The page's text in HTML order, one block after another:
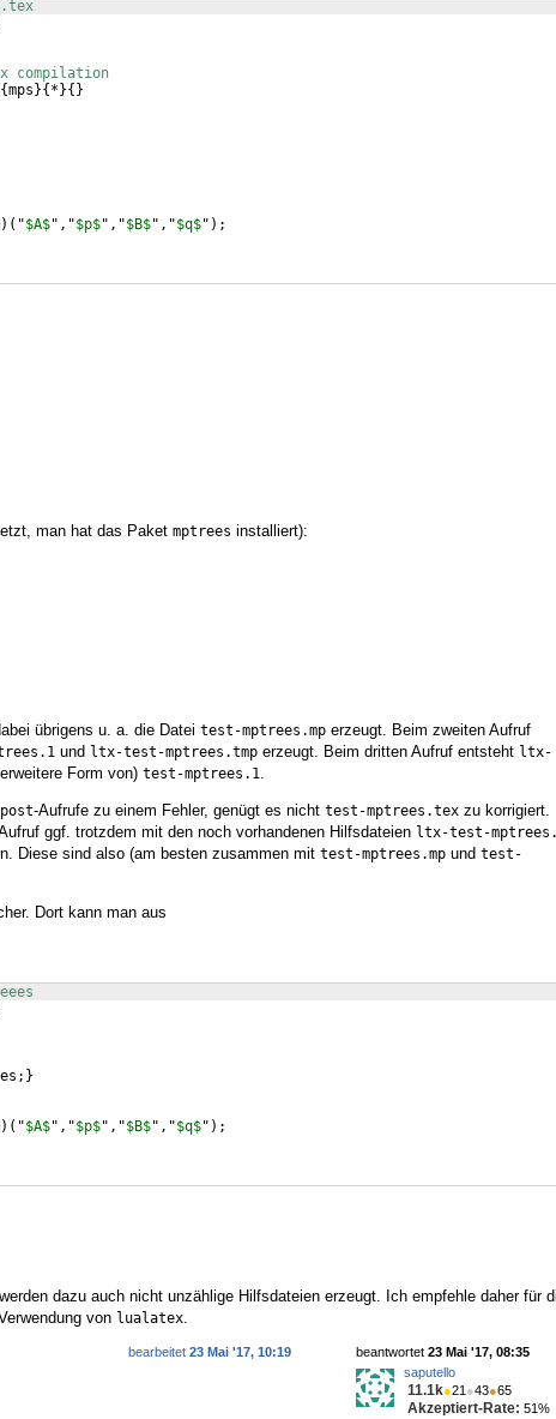
compilation
{mps }{ * }{ }
) ( "$A$","$p$","$B$","$q$" ) ;
man hat das Paket mptrees installiert):
übrigens u. a. die Datei test-mptrees.mp erzeugt. Beim zweiten Aufruf
und ltx-test-mptrees.tmp erzeugt. Beim dritten Aufruf entsteht ltx-
Form von) test-mptrees.1.
-Aufrufe zu einem Fehler, genügt es nicht test-mptrees.tex zu korrigiert.
ggf. trotzdem mit den noch vorhandenen Hilfsdateien ltx-test-
Diese sind also (am besten zusammen mit test-mptrees.mp und test-
Dort kann man aus
}
) ( "$A$","$p$","$B$","$q$" ) ;
dazu auch nicht unzählige Hilfsdateien erzeugt. Ich empfehle daher für
von lualatex.
beantwortet 23 Mai '17, 08:35
saputello
11.1k●21 ●43●65
Akzeptiert-Rate: 51%
bearbeitet 23 Mai '17, 10:19